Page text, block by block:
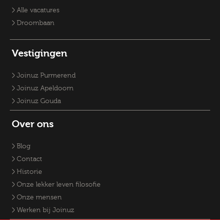
Vacatures Fysiek Domein
Alle vacatures
Droombaan
Vestigingen
Joinuz Purmerend
Joinuz Apeldoorn
Joinuz Gouda
Over ons
Blog
Contact
Historie
Onze lekker leven filosofie
Onze mensen
Werken bij Joinuz